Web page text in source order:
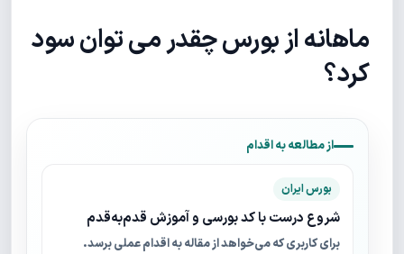
ماهانه از بورس چقدر می توان سود
کرد؟
از مطالعه به اقدام
بورس ایران
شروع درست با کد بورسی و آموزش قدم‌به‌قدم
برای کاربری که می‌خواهد از مقاله به اقدام عملی برسد.